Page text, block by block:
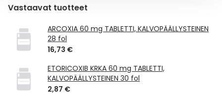
Vastaavat tuotteet
ARCOXIA 60 mg TABLETTI, KALVOPÄÄLLYSTEINEN
28 fol
16,73 €
ETORICOXIB KRKA 60 mg TABLETTI,
KALVOPÄÄLLYSTEINEN 30 fol
2,87 €